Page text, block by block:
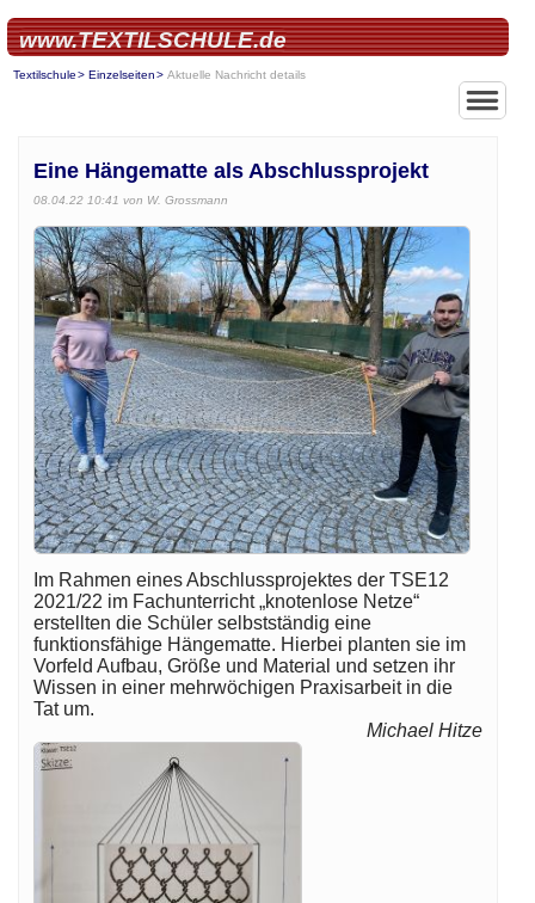
www.TEXTILSCHULE.de
Textilschule Einzelseiten Aktuelle Nachricht details
Eine Hängematte als Abschlussprojekt
08.04.22 10:41 von W. Grossmann
Im Rahmen eines Abschlussprojektes der TSE12
2021/22 im Fachunterricht „knotenlose Netze“
erstellten die Schüler selbstständig eine
funktionsfähige Hängematte. Hierbei planten sie im
Vorfeld Aufbau, Größe und Material und setzen ihr
Wissen in einer mehrwöchigen Praxisarbeit in die
Tat um.
Michael Hitze